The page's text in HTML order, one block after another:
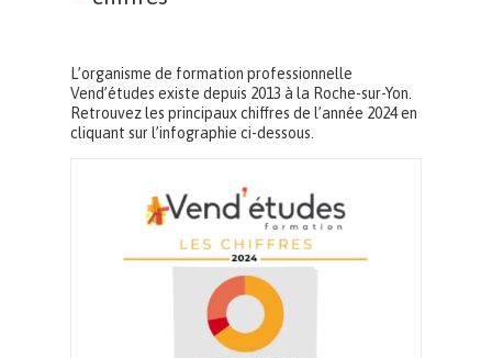
L’organisme de formation professionnelle
Vend’études existe depuis 2013 à la Roche-sur-Yon.
Retrouvez les principaux chiffres de l’année 2024 en
cliquant sur l’infographie ci-dessous.